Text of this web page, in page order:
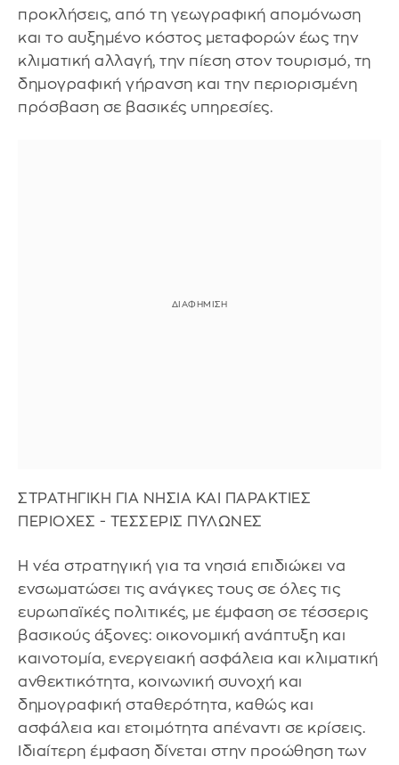
προκλήσεις, από τη γεωγραφική απομόνωση
και το αυξημένο κόστος μεταφορών έως την
κλιματική αλλαγή, την πίεση στον τουρισμό, τη
δημογραφική γήρανση και την περιορισμένη
πρόσβαση σε βασικές υπηρεσίες.
ΣΤΡΑΤΗΓΙΚΗ ΓΙΑ ΝΗΣΙΑ ΚΑΙ ΠΑΡΑΚΤΙΕΣ
ΠΕΡΙΟΧΕΣ - ΤΕΣΣΕΡΙΣ ΠΥΛΩΝΕΣ
Η νέα στρατηγική για τα νησιά επιδιώκει να
ενσωματώσει τις ανάγκες τους σε όλες τις
ευρωπαϊκές πολιτικές, με έμφαση σε τέσσερις
βασικούς άξονες: οικονομική ανάπτυξη και
καινοτομία, ενεργειακή ασφάλεια και κλιματική
ανθεκτικότητα, κοινωνική συνοχή και
δημογραφική σταθερότητα, καθώς και
ασφάλεια και ετοιμότητα απέναντι σε κρίσεις.
Ιδιαίτερη έμφαση δίνεται στην προώθηση των